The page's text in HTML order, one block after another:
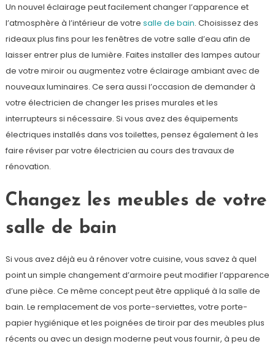
Un nouvel éclairage peut facilement changer l’apparence et
l’atmosphère à l’intérieur de votre salle de bain. Choisissez des
rideaux plus fins pour les fenêtres de votre salle d’eau afin de
laisser entrer plus de lumière. Faites installer des lampes autour
de votre miroir ou augmentez votre éclairage ambiant avec de
nouveaux luminaires. Ce sera aussi l’occasion de demander à
votre électricien de changer les prises murales et les
interrupteurs si nécessaire. Si vous avez des équipements
électriques installés dans vos toilettes, pensez également à les
faire réviser par votre électricien au cours des travaux de
rénovation.
Changez les meubles de votre
salle de bain
Si vous avez déjà eu à rénover votre cuisine, vous savez à quel
point un simple changement d’armoire peut modifier l’apparence
d’une pièce. Ce même concept peut être appliqué à la salle de
bain. Le remplacement de vos porte-serviettes, votre porte-
papier hygiénique et les poignées de tiroir par des meubles plus
récents ou avec un design moderne peut vous fournir, à peu de